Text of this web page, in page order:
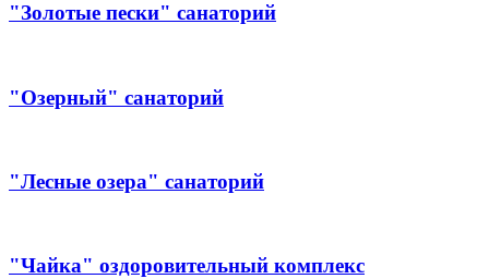
"Золотые пески" санаторий
"Озерный" санаторий
"Лесные озера" санаторий
"Чайка" оздоровительный комплекс